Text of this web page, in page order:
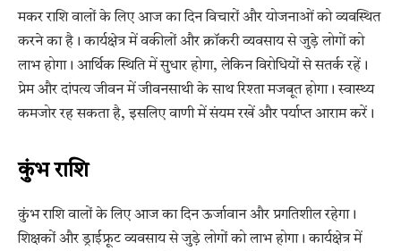
मकर राशि वालों के लिए आज का दिन विचारों और योजनाओं को व्यवस्थित
करने का है। कार्यक्षेत्र में वकीलों और क्रॉकरी व्यवसाय से जुड़े लोगों को
लाभ होगा। आर्थिक स्थिति में सुधार होगा, लेकिन विरोधियों से सतर्क रहें।
प्रेम और दांपत्य जीवन में जीवनसाथी के साथ रिश्ता मजबूत होगा। स्वास्थ्य
कमजोर रह सकता है, इसलिए वाणी में संयम रखें और पर्याप्त आराम करें।
कुंभ राशि
कुंभ राशि वालों के लिए आज का दिन ऊर्जावान और प्रगतिशील रहेगा।
शिक्षकों और ड्राईफ्रूट व्यवसाय से जुड़े लोगों को लाभ होगा। कार्यक्षेत्र में